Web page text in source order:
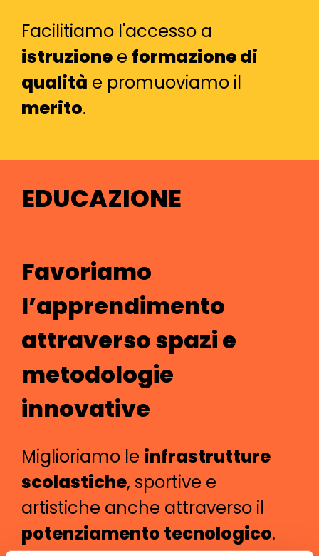
Facilitiamo l'accesso a
istruzione e formazione di
qualità e promuoviamo il
merito.
EDUCAZIONE
Favoriamo
l’apprendimento
attraverso spazi e
metodologie
innovative
Miglioriamo le infrastrutture
scolastiche, sportive e
artistiche anche attraverso il
potenziamento tecnologico.